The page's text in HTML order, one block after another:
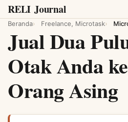
RELI Journal
Beranda Freelance, Microtask
Jual Dua
Otak Anda
Orang Asing